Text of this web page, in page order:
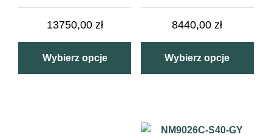
13750,00 zł
Wybierz opcje
8440,00zł
Wybierz opcje